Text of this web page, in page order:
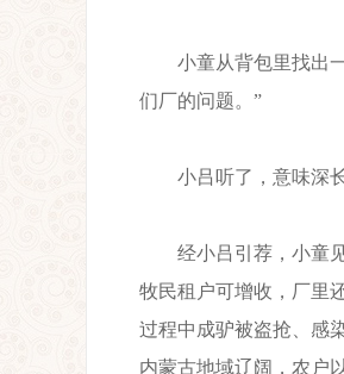
小童从背包里找出一
们厂的问题。”
小吕听了，意味深长
经小吕引荐，小童见
牧民租户可增收，厂里
过程中成驴被盗抢、感
内蒙古地域辽阔，农户